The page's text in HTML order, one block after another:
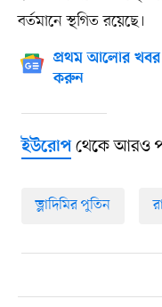
বর্তমানে স্থগিত রয়েছে।
প্রথম আলোর
করুন
ইউরোপথেকে আরও
ভ্লাদিমির পুতিন